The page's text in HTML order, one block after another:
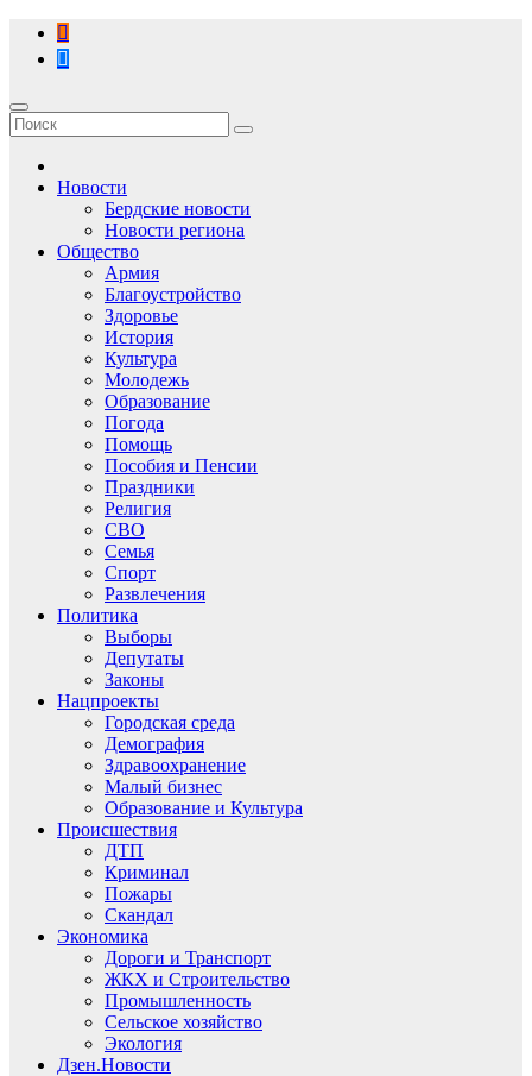
Перейти
содержимому
Новости
Бердские новости
Новости региона
Общество
Армия
Благоустройство
Здоровье
История
Культура
Молодежь
Образование
Погода
Помощь
Пособия и Пенсии
Праздники
Религия
СВО
Семья
Спорт
Развлечения
Политика
Выборы
Депутаты
Законы
Нацпроекты
Городская среда
Демография
Здравоохранение
Малый бизнес
Образование и Культура
Происшествия
ДТП
Криминал
Пожары
Скандал
Экономика
Дороги и Транспорт
ЖКХ и Строительство
Промышленность
Сельское хозяйство
Экология
Дзен.Новости